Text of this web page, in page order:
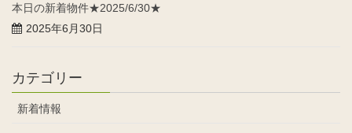
本日の新着物件★2025/6/30★
2025年6月30日
カテゴリー
新着情報